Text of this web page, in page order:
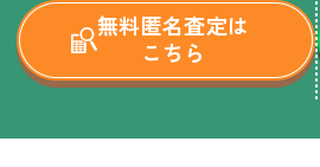
無料匿名査定は
こちら